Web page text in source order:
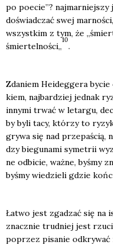
po poecie”?
doświad­czać swej
wszyst­kim z tym, że
śmier­tel­no­ści„
10
.
Zda­niem Heideg­ge­ra
kiem, naj­bar­dziej jed­nak
inny­mi trwać w letar­gu,
by byli tacy, któ­rzy to
gry­wa się nad
dzy bie­gu­na­mi syme­trii
ne odbi­cie, waż­ne, byśmy
byśmy wie­dzie­li gdzie
Łatwo jest zga­dzać się na
znacz­nie trud­niej jest
poprzez pisa­nie